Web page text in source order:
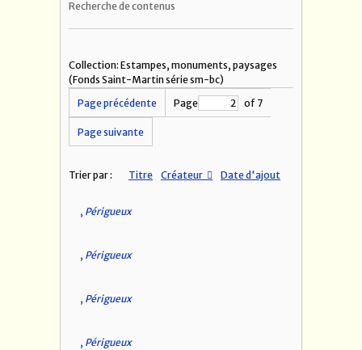
Recherche de contenus
Collection: Estampes, monuments, paysages
(Fonds Saint-Martin série sm-bc)
Page précédente
Page of 7
Page suivante
Trier par : Titre Créateur Date d'ajout
, Périgueux
, Périgueux
, Périgueux
, Périgueux